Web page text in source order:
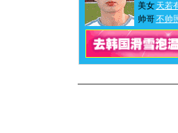
美女 天若
帅哥不帅